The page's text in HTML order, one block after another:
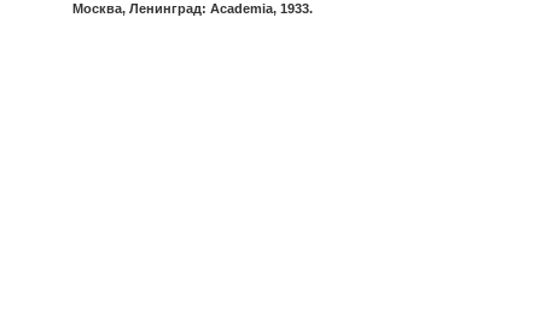
Москва, Ленинград: Academia, 1933.